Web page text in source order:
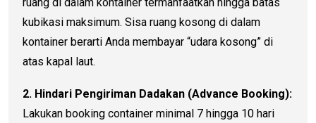
ruang di dalam kontainer termanfaatkan hingga batas
kubikasi maksimum. Sisa ruang kosong di dalam
kontainer berarti Anda membayar “udara kosong” di
atas kapal laut.
2. Hindari Pengiriman Dadakan (Advance Booking):
Lakukan booking container minimal 7 hingga 10 hari